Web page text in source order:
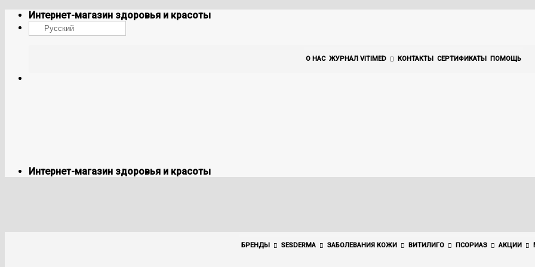
Skip
content
Интернет-магазин здоровья и красоты
Русский
О НАС ЖУРНАЛ VITIMED КОНТАКТЫ СЕРТИФИКАТЫ ПОМОЩЬ
Интернет-магазин здоровья и красоты
БРЕНДЫ SESDERMA ЗАБОЛЕВАНИЯ КОЖИ ВИТИЛИГО ПСОРИАЗ АКЦИИ